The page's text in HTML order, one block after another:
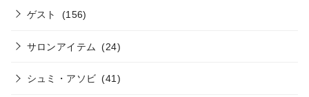
ゲスト (156)
サロンアイテム (24)
シュミ・アソビ (41)